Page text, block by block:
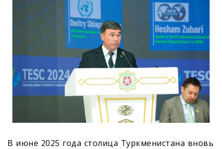
В июне 2025 года столица Туркменистана вновь